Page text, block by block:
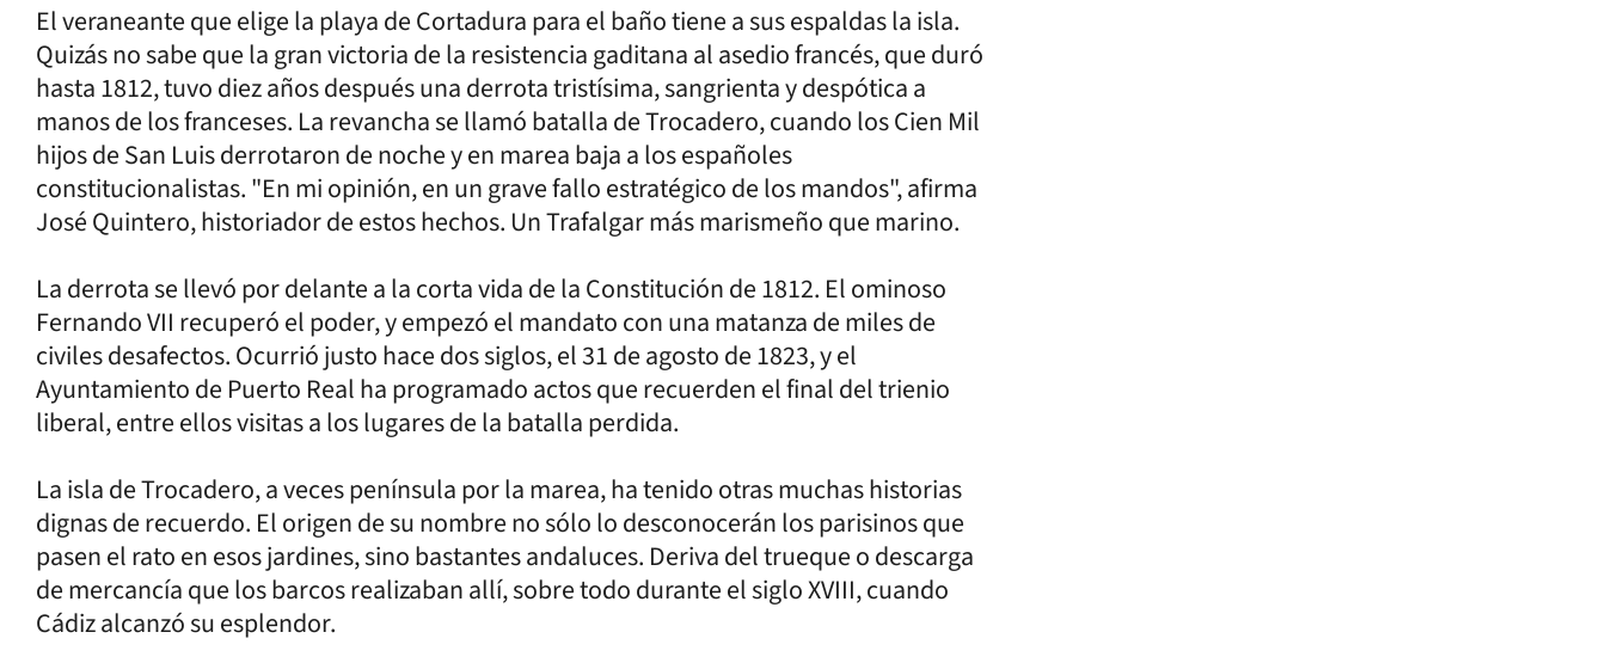
El veraneante que elige la playa de Cortadura para el baño tiene a sus espaldas la isla.
Quizás no sabe que la gran victoria de la resistencia gaditana al asedio francés, que duró
hasta 1812, tuvo diez años después una derrota tristísima, sangrienta y despótica a
manos de los franceses. La revancha se llamó batalla de Trocadero, cuando los Cien Mil
hijos de San Luis derrotaron de noche y en marea baja a los españoles
constitucionalistas. "En mi opinión, en un grave fallo estratégico de los mandos", afirma
José Quintero, historiador de estos hechos. Un Trafalgar más marismeño que marino.
La derrota se llevó por delante a la corta vida de la Constitución de 1812. El ominoso
Fernando VII recuperó el poder, y empezó el mandato con una matanza de miles de
civiles desafectos. Ocurrió justo hace dos siglos, el 31 de agosto de 1823, y el
Ayuntamiento de Puerto Real ha programado actos que recuerden el final del trienio
liberal, entre ellos visitas a los lugares de la batalla perdida.
La isla de Trocadero, a veces península por la marea, ha tenido otras muchas historias
dignas de recuerdo. El origen de su nombre no sólo lo desconocerán los parisinos que
pasen el rato en esos jardines, sino bastantes andaluces. Deriva del trueque o descarga
de mercancía que los barcos realizaban allí, sobre todo durante el siglo XVIII, cuando
Cádiz alcanzó su esplendor.